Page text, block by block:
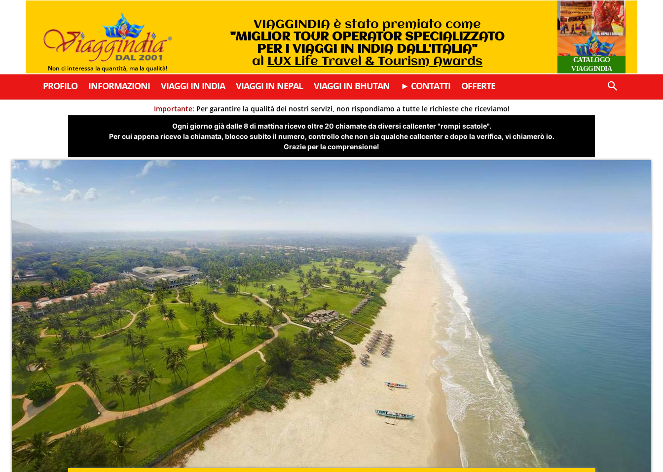
Non ci interessa la quantità, ma la qualità!
VIAGGINDIA è stato premiato come
"MIGLIOR TOUR OPERATOR SPECIALIZZATO
PER I VIAGGI IN INDIA DALL’ITALIA"
al LUX Life Travel & Tourism Awards
CATALOGO
VIAGGINDIA
PROFILO INFORMAZIONI VIAGGI IN INDIA VIAGGI IN NEPAL VIAGGI IN BHUTAN ► CONTATTI OFFERTE
Importante: Per garantire la qualità dei nostri servizi, non rispondiamo a tutte le richieste che riceviamo!
Ogni giorno già dalle 8 di mattina ricevo oltre 20 chiamate da diversi callcenter "rompi scatole".
Per cui appena ricevo la chiamata, blocco subito il numero, controllo che non sia qualche callcenter e dopo la verifica, vi chiamerò io.
Grazie per la comprensione!